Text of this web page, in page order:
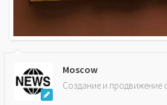
Moscow
Создание и продвижение